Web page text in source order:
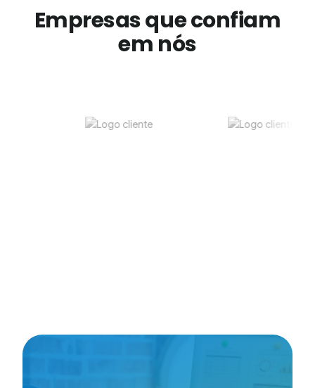
Empresas que confiam
em nós